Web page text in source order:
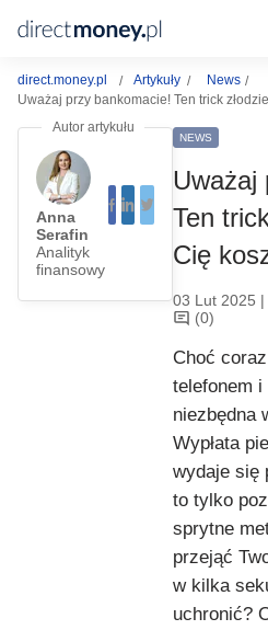
direct.money.pl Artykuły
News
Uważaj przy bankomacie! Ten trick
Anna
Serafin
Analityk
finansowy
NEWS
Uważaj
Ten
Cię
03 Lut 2025 |
(0)
Choć
telefonem
niezbędna
Wypłata
wydaje się
to tylko
sprytne
przejąć
w kilka
uchronić?